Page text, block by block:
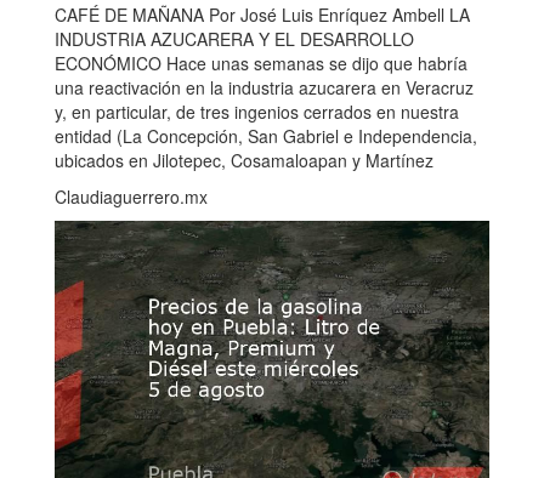
CAFÉ DE MAÑANA Por José Luis Enríquez Ambell LA
INDUSTRIA AZUCARERA Y EL DESARROLLO
ECONÓMICO Hace unas semanas se dijo que habría
una reactivación en la industria azucarera en Veracruz
y, en particular, de tres ingenios cerrados en nuestra
entidad (La Concepción, San Gabriel e Independencia,
ubicados en Jilotepec, Cosamaloapan y Martínez
Claudiaguerrero.mx